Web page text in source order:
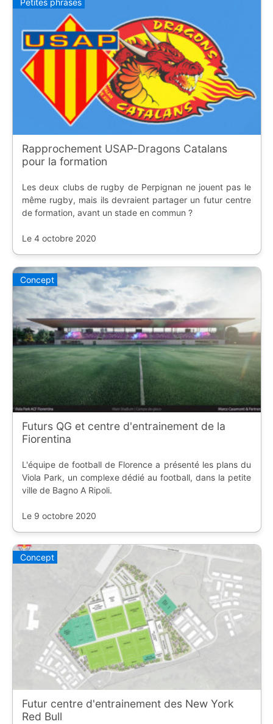
Rapprochement USAP-Dragons Catalans
pour la formation
Les deux clubs de rugby de Perpignan ne jouent pas le
même rugby, mais ils devraient partager un futur centre
de formation, avant un stade en commun ?
Le 4 octobre 2020
Concept
Futurs QG et centre d'entrainement de la
Fiorentina
L'équipe de football de Florence a présenté les plans du
Viola Park, un complexe dédié au football, dans la petite
ville de Bagno A Ripoli.
Le 9 octobre 2020
Concept
Futur centre d'entrainement des New York
Red Bull